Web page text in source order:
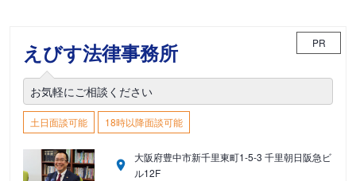
えびす法律事務所 PR
お気軽にご相談ください
土日面談可能 18時以降面談可能
大阪府豊中市新千里東町1-5-3 千里朝日阪急ビ
ル12F